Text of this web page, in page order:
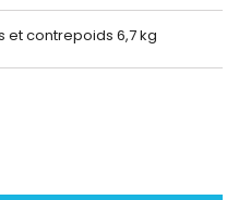
contrepoids 6,7 kg